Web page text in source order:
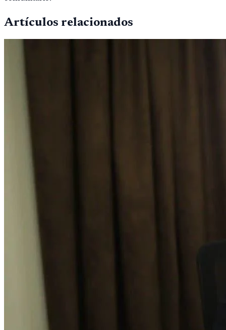
Artículos relacionados